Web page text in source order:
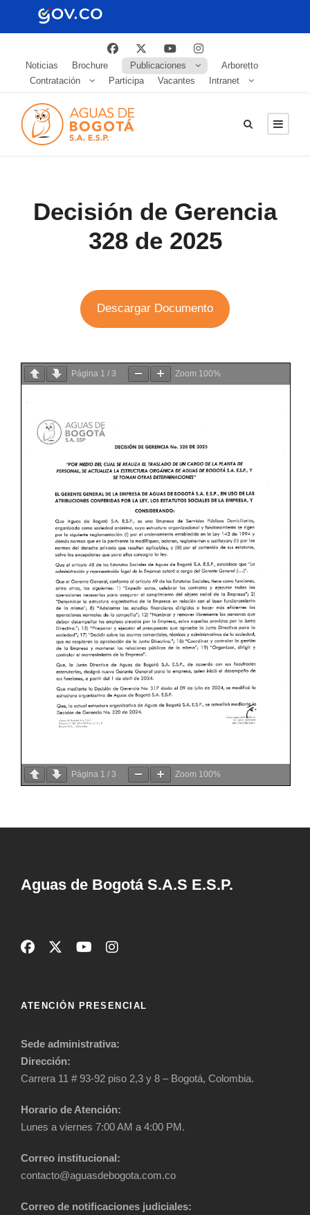
Noticias Brochure Publicaciones
Arboretto
Contratación
Participa Vacantes Intranet
Decisión de Gerencia
328 de 2025
Descargar Documento
Página 1 / 3 Zoom 100%
Página 1 / 3 Zoom 100%
Aguas de Bogotá S.A.S E.S.P.
ATENCIÓN PRESENCIAL
Sede administrativa:
Dirección:
Carrera 11 # 93-92 piso 2,3 y 8 – Bogotá, Colombia.
Horario de Atención:
Lunes a viernes 7:00 AM a 4:00 PM.
Correo institucional:
contacto@aguasdebogota.com.co
Correo de notificaciones judiciales: